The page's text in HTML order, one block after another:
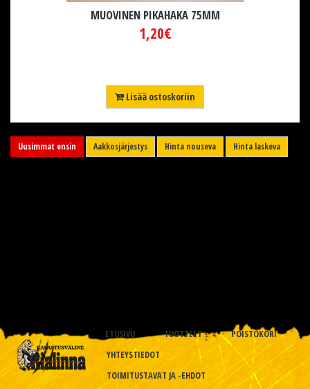
MUOVINEN PIKAHAKA 75MM
1,20€
Lisää ostoskoriin
Uusimmat ensin Aakkosjärjestys Hinta nouseva Hinta laskeva
ETUSIVU TUOTTEET
POISTOKORI
YHTEYSTIEDOT
TOIMITUSTAVAT JA -EHDOT